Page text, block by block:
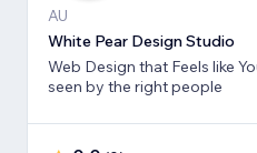
AU
White Pear Design Studio
Web Design that Feels like
seen by the right people